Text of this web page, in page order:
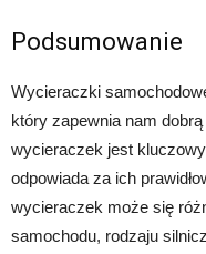
Podsumowanie
Wycieraczki
który zapewnia nam
wycieraczek jest
odpowiada za ich
wycieraczek może się
samochodu, rodzaju